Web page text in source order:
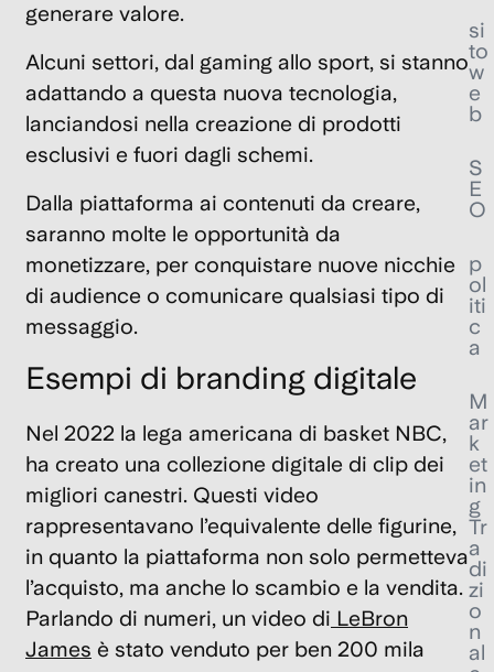
generare valore.
Alcuni settori, dal gaming allo sport, si stanno
adattando a questa nuova tecnologia,
lanciandosi nella creazione di prodotti
esclusivi e fuori dagli schemi.
Dalla piattaforma ai contenuti da creare,
saranno molte le opportunità da
monetizzare, per conquistare nuove nicchie
di audience o comunicare qualsiasi tipo di
messaggio.
Esempi di branding digitale
Nel 2022 la lega americana di basket NBC,
ha creato una collezione digitale di clip dei
migliori canestri. Questi video
rappresentavano l’equivalente delle figurine,
in quanto la piattaforma non solo permetteva
l’acquisto, ma anche lo scambio e la vendita.
Parlando di numeri, un video di LeBron
James è stato venduto per ben 200 mila
si
to
w
e
b
S
E
O
p
ol
iti
c
a
M
ar
k
et
in
g
Tr
a
di
zi
o
n
al